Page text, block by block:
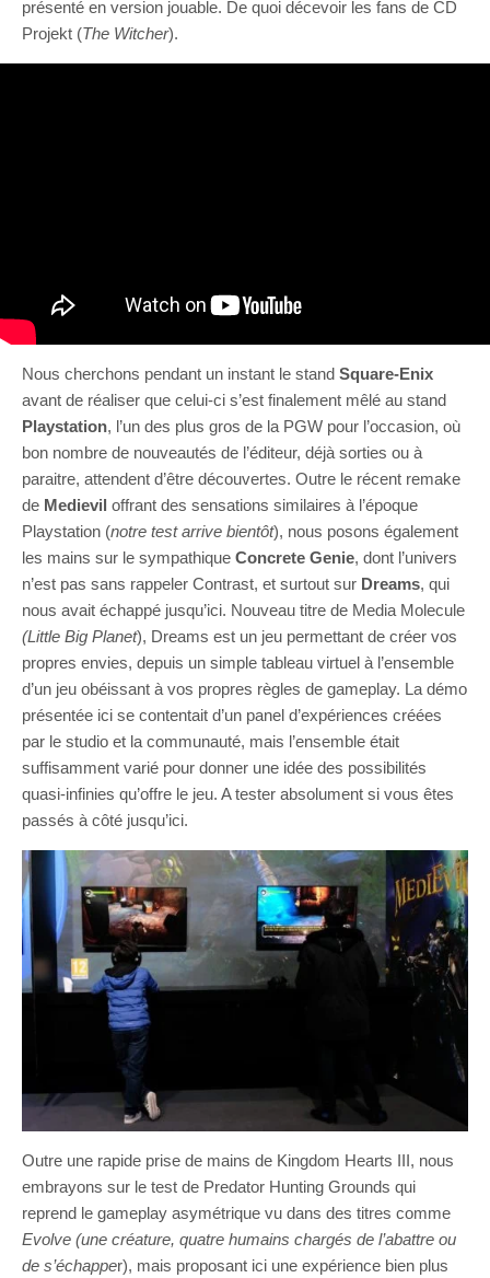
présenté en version jouable. De quoi décevoir les fans de CD
Projekt (The Witcher).
Nous cherchons pendant un instant le stand Square-Enix
avant de réaliser que celui-ci s’est finalement mêlé au stand
Playstation, l’un des plus gros de la PGW pour l’occasion, où
bon nombre de nouveautés de l’éditeur, déjà sorties ou à
paraitre, attendent d’être découvertes. Outre le récent remake
de Medievil offrant des sensations similaires à l’époque
Playstation (notre test arrive bientôt), nous posons également
les mains sur le sympathique Concrete Genie, dont l’univers
n’est pas sans rappeler Contrast, et surtout sur Dreams, qui
nous avait échappé jusqu’ici. Nouveau titre de Media Molecule
(Little Big Planet), Dreams est un jeu permettant de créer vos
propres envies, depuis un simple tableau virtuel à l’ensemble
d’un jeu obéissant à vos propres règles de gameplay. La démo
présentée ici se contentait d’un panel d’expériences créées
par le studio et la communauté, mais l’ensemble était
suffisamment varié pour donner une idée des possibilités
quasi-infinies qu’offre le jeu. A tester absolument si vous êtes
passés à côté jusqu’ici.
Outre une rapide prise de mains de Kingdom Hearts III, nous
embrayons sur le test de Predator Hunting Grounds qui
reprend le gameplay asymétrique vu dans des titres comme
Evolve (une créature, quatre humains chargés de l’abattre ou
de s’échapper), mais proposant ici une expérience bien plus